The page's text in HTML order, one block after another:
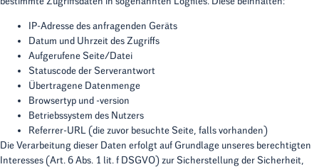
IP-Adresse des anfragenden Geräts
Datum und Uhrzeit des Zugriffs
Aufgerufene Seite/Datei
Statuscode der Serverantwort
Übertragene Datenmenge
Browsertyp und -version
Betriebssystem des Nutzers
Referrer-URL (die zuvor besuchte Seite, falls vorhanden)
Die Verarbeitung dieser Daten erfolgt auf Grundlage unseres berechtigten
Interesses (Art. 6 Abs. 1 lit. f DSGVO) zur Sicherstellung der Sicherheit,